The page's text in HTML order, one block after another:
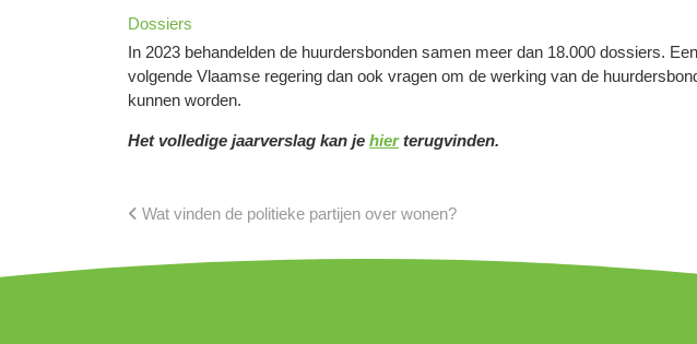
Dossiers
In 2023 behandelden de huurdersbonden samen meer dan 18.000 dossiers.
volgende Vlaamse regering dan ook vragen om de werking van de
kunnen worden.
Het volledige jaarverslag kan je hierterugvinden.
Wat vinden de politieke partijen over wonen?